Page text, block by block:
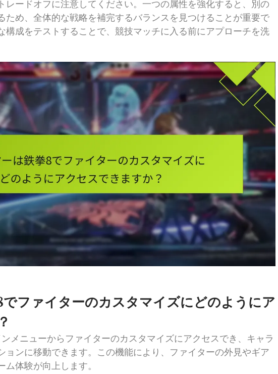
レードオフに注意してください。一つの属性を強化すると、別の
ため、全体的な戦略を補完するバランスを見つけることが重要で
構成をテストすることで、競技マッチに入る前にアプローチを洗
ファイターのカスタマイズにどのようにア
メニューからファイターのカスタマイズにアクセスでき、キャラ
ョンに移動できます。この機能により、ファイターの外見やギア
体験が向上します。